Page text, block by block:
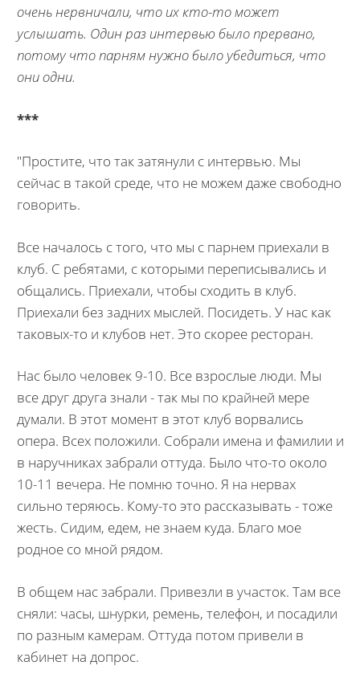
очень нервничали, что их кто-то может
услышать. Один раз интервью было прервано,
потому что парням нужно было убедиться, что
они одни.
***
"Простите, что так затянули с интервью. Мы
сейчас в такой среде, что не можем даже свободно
говорить.
Все началось с того, что мы с парнем приехали в
клуб. С ребятами, с которыми переписывались и
общались. Приехали, чтобы сходить в клуб.
Приехали без задних мыслей. Посидеть. У нас как
таковых-то и клубов нет. Это скорее ресторан.
Нас было человек 9-10. Все взрослые люди. Мы
все друг друга знали - так мы по крайней мере
думали. В этот момент в этот клуб ворвались
опера. Всех положили. Собрали имена и фамилии и
в наручниках забрали оттуда. Было что-то около
10-11 вечера. Не помню точно. Я на нервах
сильно теряюсь. Кому-то это рассказывать - тоже
жесть. Сидим, едем, не знаем куда. Благо мое
родное со мной рядом.
В общем нас забрали. Привезли в участок. Там все
сняли: часы, шнурки, ремень, телефон, и посадили
по разным камерам. Оттуда потом привели в
кабинет на допрос.